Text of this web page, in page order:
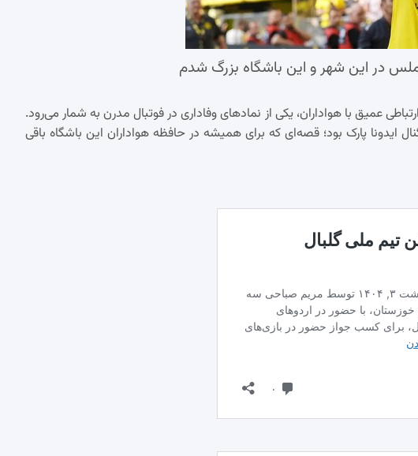
در این شهر و این باشگاه بزرگ شدم
عمیق با هواداران، یکی از نمادهای وفاداری در فوتبال مدرن به شمار می‌رود.
ایدونا پارک بود؛ قصه‌ای که برای همیشه در حافظه هواداران این باشگاه باقی